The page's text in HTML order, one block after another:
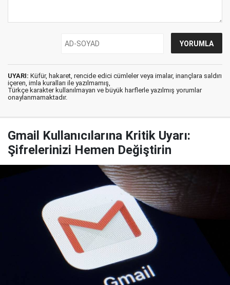
UYARI: Küfür, hakaret, rencide edici cümleler veya imalar, inançlara saldırı
içeren, imla kuralları ile yazılmamış,
Türkçe karakter kullanılmayan ve büyük harflerle yazılmış yorumlar
onaylanmamaktadır.
Gmail Kullanıcılarına Kritik Uyarı:
Şifrelerinizi Hemen Değiştirin